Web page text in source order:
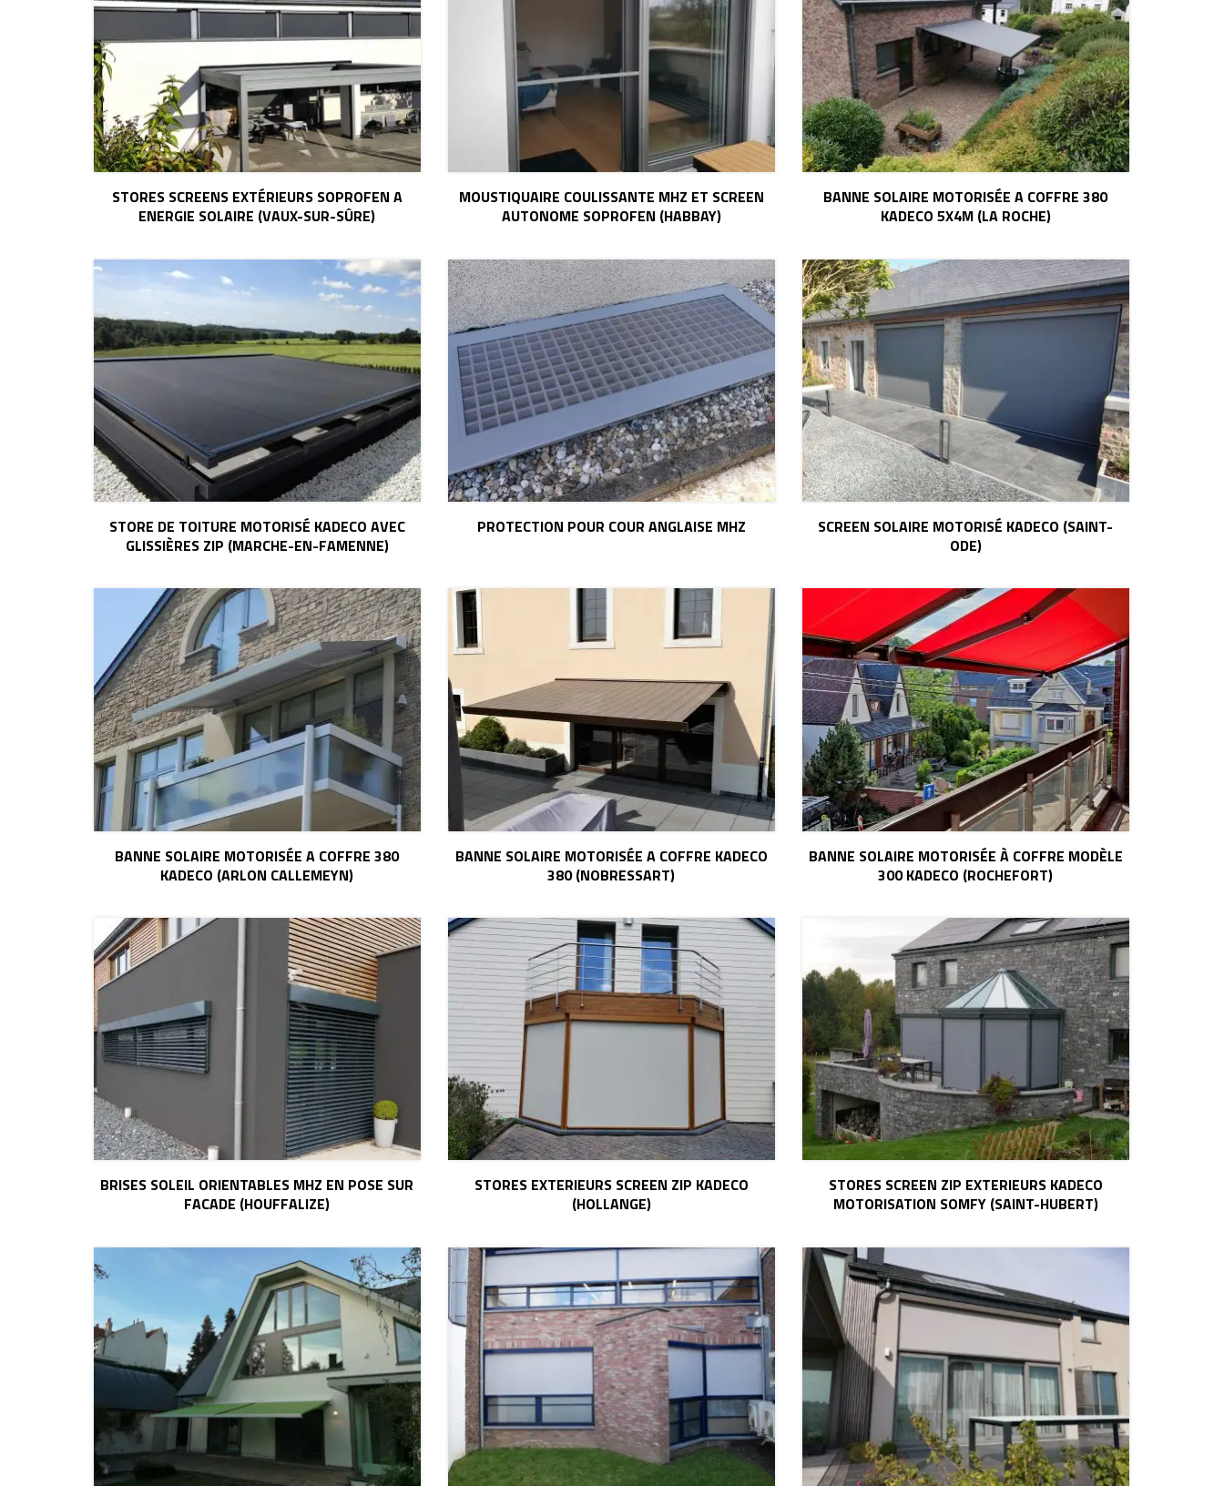
STORES SCREENS EXTÉRIEURS SOPROFEN A
ENERGIE SOLAIRE (VAUX-SUR-SÛRE)
MOUSTIQUAIRE COULISSANTE MHZ ET SCREEN
AUTONOME SOPROFEN (HABBAY)
BANNE SOLAIRE MOTORISÉE A COFFRE 380
KADECO 5X4M (LA ROCHE)
STORE DE TOITURE MOTORISÉ KADECO AVEC
GLISSIÈRES ZIP (MARCHE-EN-FAMENNE)
PROTECTION POUR COUR ANGLAISE MHZ
SCREEN SOLAIRE MOTORISÉ KADECO (SAINT-
ODE)
BANNE SOLAIRE MOTORISÉE A COFFRE 380
KADECO (ARLON CALLEMEYN)
BANNE SOLAIRE MOTORISÉE A COFFRE KADECO
380 (NOBRESSART)
BANNE SOLAIRE MOTORISÉE À COFFRE MODÈLE
300 KADECO (ROCHEFORT)
BRISES SOLEIL ORIENTABLES MHZ EN POSE SUR
FACADE (HOUFFALIZE)
STORES EXTERIEURS SCREEN ZIP KADECO
(HOLLANGE)
STORES SCREEN ZIP EXTERIEURS KADECO
MOTORISATION SOMFY (SAINT-HUBERT)